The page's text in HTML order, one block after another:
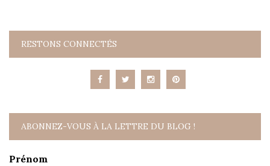
RESTONS CONNECTÉS
ABONNEZ-VOUS À LA LETTRE DU BLOG !
Prénom